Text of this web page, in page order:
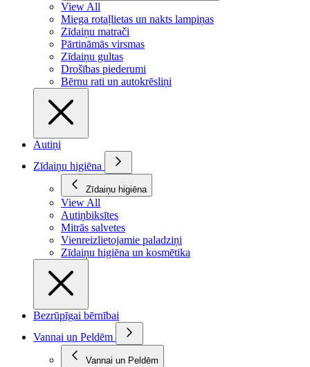
View All
Miega rotaļlietas un nakts lampiņas
Zīdaiņu matrači
Pārtināmās virsmas
Zīdaiņu gultas
Drošības piederumi
Bērnu rati un autokrēsliņi
Autiņi
Zīdaiņu higiēna
Zīdaiņu higiēna
View All
Autiņbiksītes
Mitrās salvetes
Vienreizlietojamie paladziņi
Zīdaiņu higiēna un kosmētika
Bezrūpīgai bērnībai
Vannai un Peldēm
Vannai un Peldēm